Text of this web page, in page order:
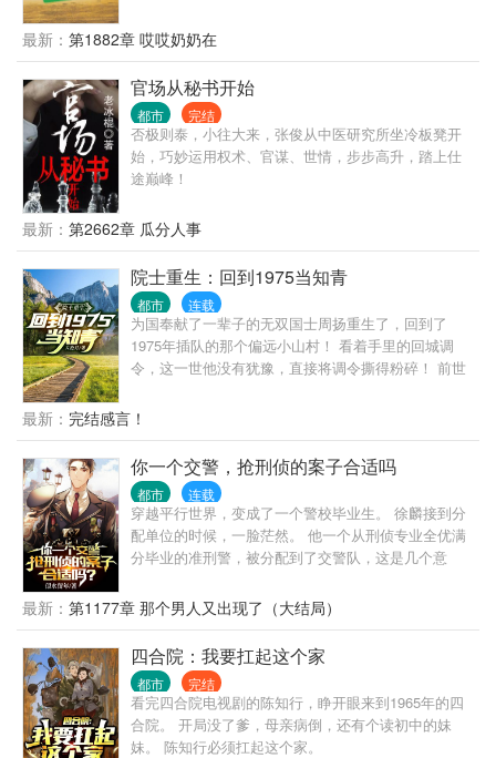
最新： 第1882章 哎哎奶奶在
官场从秘书开始
都市 完结
否极则泰，小往大来，张俊从中医研究所坐冷板凳开
始，巧妙运用权术、官谋、世情，步步高升，踏上仕
途巅峰！
最新： 第2662章 瓜分人事
院士重生：回到1975当知青
都市 连载
为国奉献了一辈子的无双国士周扬重生了，回到了
1975年插队的那个偏远小山村！ 看着手里的回城调
令，这一世他没有犹豫，直接将调令撕得粉碎！ 前世
幼薇母女蒙难惨死。 重活一世，周扬只想老婆孩子热
的时代！
最新： 完结感言！
你一个交警，抢刑侦的案子合适吗
都市 连载
穿越平行世界，变成了一个警校毕业生。 徐麟接到分
配单位的时候，一脸茫然。 他一个从刑侦专业全优满
分毕业的准刑警，被分配到了交警队，这是几个意
刑侦的活儿的。 上班第一天，连抓7个惯偷，1个绑架
杀人犯。 第二天，抓捕一个B通。 第三天，挖出了隐
藏10年的惊天大案主犯。 第四天…… 交警大队队
长：“祖宗，咱是交警，你咋天天往刑侦那边送人？”
局长：“谁？谁让徐麟去交警队的，给老子站出来。彻
查，一撸到底！” 罪犯之中流传着一个传说，“哪里都
能去，江云市除外。去了，必被抓！”
最新： 第1177章 那个男人又出现了（大结局）
四合院：我要扛起这个家
都市 完结
看完四合院电视剧的陈知行，睁开眼来到1965年的四
合院。 开局没了爹，母亲病倒，还有个读初中的妹
妹。 陈知行必须扛起这个家。